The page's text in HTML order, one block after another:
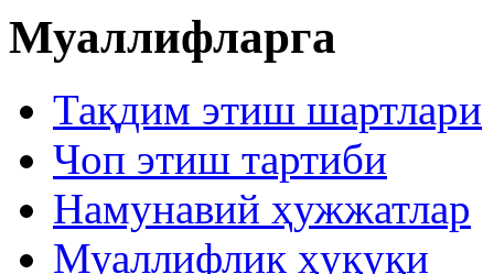
Муаллифларга
Тақдим этиш шартлари
Чоп этиш тартиби
Намунавий ҳужжатлар
Муаллифлик ҳуқуқи